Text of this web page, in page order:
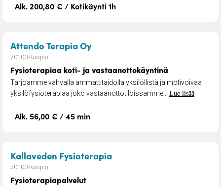
Alk. 200,80 € / Kotikäynti 1h
Attendo Terapia Oy– Fysioterapiaa koti- ja
70100 Kuopio
Fysioterapiaa koti- ja vastaanottokäyntinä
Tarjoamme vahvalla ammattitaidolla yksilöllistä ja motivoivaa
yksilöfysioterapiaa joko vastaanottotiloissamme... Lue lisää
Alk. 56,00 € / 45 min
Kallaveden Fysioterapia– Fysioterapiapalvelut
70100 Kuopio
Fysioterapiapalvelut